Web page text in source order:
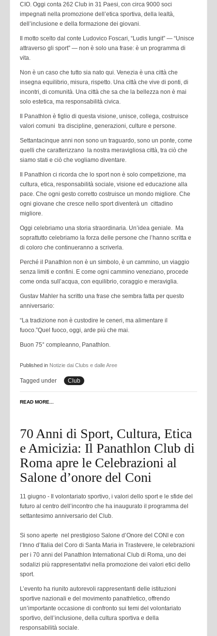
CIO. Oggi conta 262 Club in 31 Paesi, con circa 9000 soci
impegnati nella promozione dell’etica sportiva, della lealtà,
dell’inclusione e della formazione dei giovani.
Il motto scelto dal conte Ludovico Foscari, “Ludis Iungit” — “Unisce
attraverso gli sport” — non è solo una frase: è un programma di
vita.
Non è un caso che tutto sia nato qui. Venezia è una città che
insegna equilibrio, misura, rispetto. Una città che vive di ponti, di
incontri, di comunità. Una città che sa che la bellezza non è mai
solo estetica, ma responsabilità civica.
Il Panathlon è figlio di questa visione, unisce, collega, costruisce
valori comuni tra discipline, generazioni, culture e persone.
Settantacinque anni non sono un traguardo, sono un ponte, come
quelli che caratterizzano la nostra meravigliosa città, tra ciò che
siamo stati e ciò che vogliamo diventare.
Il Panathlon ci ricorda che lo sport non è solo competizione, ma
cultura, etica, responsabilità sociale, visione ed educazione alla
pace. Che ogni gesto corretto costruisce un mondo migliore. Che
ogni giovane che cresce nello sport diventerà un cittadino
migliore.
Oggi celebriamo una storia straordinaria. Un’idea geniale. Ma
soprattutto celebriamo la forza delle persone che l’hanno scritta e
di coloro che continueranno a scriverla.
Perché il Panathlon non è un simbolo, è un cammino, un viaggio
senza limiti e confini. E come ogni cammino veneziano, procede
come onda sull’acqua, con equilibrio, coraggio e meraviglia.
Gustav Mahler ha scritto una frase che sembra fatta per questo
anniversario:
“La tradizione non è custodire le ceneri, ma alimentare il
fuoco.”Quel fuoco, oggi, arde più che mai.
Buon 75° compleanno, Panathlon.
Published in Notizie dai Clubs e dalle Aree
Tagged under Club
READ MORE...
70 Anni di Sport, Cultura, Etica
e Amicizia: Il Panathlon Club di
Roma apre le Celebrazioni al
Salone d’onore del Coni
11 giugno - Il volontariato sportivo, i valori dello sport e le sfide del
futuro al centro dell’incontro che ha inaugurato il programma del
settantesimo anniversario del Club.
Si sono aperte nel prestigioso Salone d’Onore del CONI e con
l’Inno d’Italia del Coro di Santa Maria in Trastevere, le celebrazioni
per i 70 anni del Panathlon International Club di Roma, uno dei
sodalizi più rappresentativi nella promozione dei valori etici dello
sport.
L’evento ha riunito autorevoli rappresentanti delle istituzioni
sportive nazionali e del movimento panathletico, offrendo
un’importante occasione di confronto sui temi del volontariato
sportivo, dell’inclusione, della cultura sportiva e della
responsabilità sociale.